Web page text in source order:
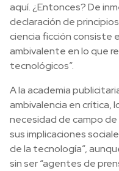
aquí. ¿Entonces? De
declaración de
ciencia ficción consiste
ambivalente en lo que
tecnológicos”.
A la academia
ambivalencia en crítica,
necesidad de campo
sus implicaciones
de la tecnología”,
sin ser “agentes de